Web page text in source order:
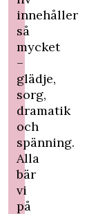
innehåller
så
mycket
–
glädje,
sorg,
dramatik
och
spänning.
Alla
bär
vi
på